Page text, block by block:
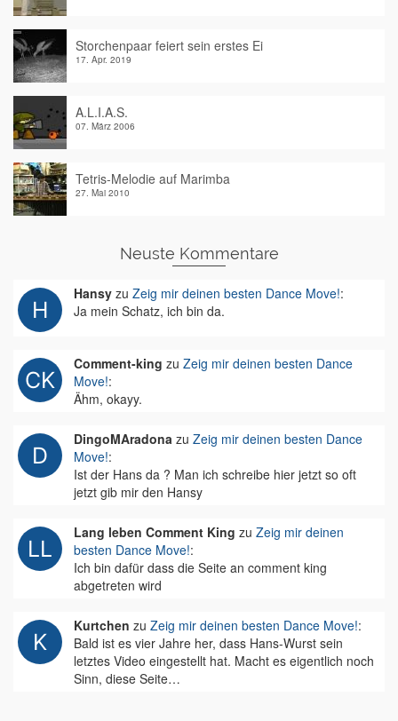
Storchenpaar feiert sein erstes Ei
17. Apr. 2019
A.L.I.A.S.
07. März 2006
Tetris-Melodie auf Marimba
27. Mai 2010
Neuste Kommentare
Hansy zu Zeig mir deinen besten Dance Move!:
Ja mein Schatz, ich bin da.
Comment-king zu Zeig mir deinen besten Dance
Move!:
Ähm, okayy.
DingoMAradona zu Zeig mir deinen besten Dance
Move!:
Ist der Hans da ? Man ich schreibe hier jetzt so oft
jetzt gib mir den Hansy
Lang leben Comment King zu Zeig mir deinen
besten Dance Move!:
Ich bin dafür dass die Seite an comment king
abgetreten wird
Kurtchen zu Zeig mir deinen besten Dance Move!:
Bald ist es vier Jahre her, dass Hans-Wurst sein
letztes Video eingestellt hat. Macht es eigentlich noch
Sinn, diese Seite…